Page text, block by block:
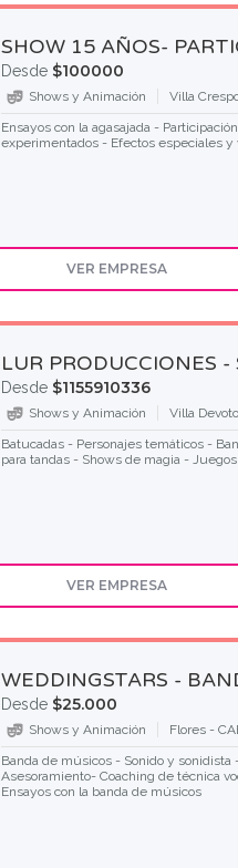
SHOW 15 AÑOS-
Desde $100000
Shows y Animación
Villa
Ensayos con la agasajada -
experimentados - Efectos especiales
VER EMPRESA
LUR PRODUCCIONES
Desde $1155910336
Shows y Animación
Villa
Batucadas - Personajes temáticos -
para tandas - Shows de magia -
VER EMPRESA
WEDDINGSTARS -
Desde $25.000
Shows y Animación
Flores -
Banda de músicos - Sonido y
Asesoramiento- Coaching de técnica
Ensayos con la banda de músicos